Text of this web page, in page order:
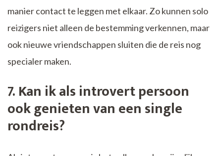
manier contact te leggen met elkaar. Zo kunnen solo
reizigers niet alleen de bestemming verkennen, maar
ook nieuwe vriendschappen sluiten die de reis nog
specialer maken.
7. Kan ik als introvert persoon
ook genieten van een single
rondreis?